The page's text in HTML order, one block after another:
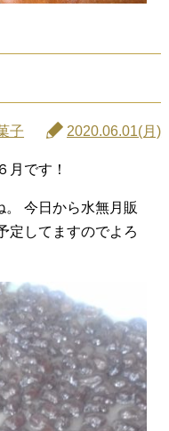
子 2020.06.01(月)
月です！
。 今日から水無月販
定してますのでよろ